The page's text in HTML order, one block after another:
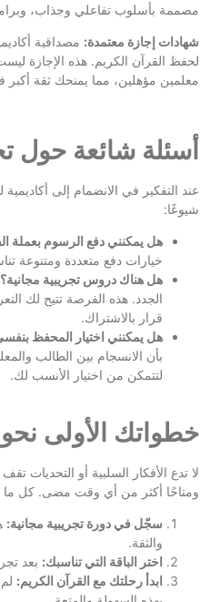
مصممة بأسلوب تفاعلي وجذاب،
شهادات إجازة معتمدة: مصداقية
لحفظ القرآن الكريم. هذه الإجازة
معلمين مؤهلين، مما يمنحك ثقة أكبر
أسئلة شائعة حول
عند التفكير في الانضمام إلى
شيوعًا:
هل يمكنني دفع الرسوم بعملة
خيارات دفع متعددة ومتنوعة
هل هناك دروس تجريبية مجانية؟
الجدد. هذه الفرصة تتيح لك
قرار بالاشتراك.
هل يمكنني اختيار المحفظ
بأن الانسجام بين الطالب
لتتمكن من اختيار الأنسب لك.
خطواتك الأولى
لا تدع الأفكار السلبية أو
ومتاحًا أكثر من أي وقت مضى. كل ما
سجّل في دورة تجريبية مجانية:
والثقة.
اختر الباقة التي تناسبك: بعد
ابدأ رحلتك مع القرآن الكريم: